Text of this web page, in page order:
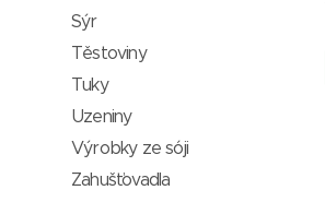
Sýr
Těstoviny
Tuky
Uzeniny
Výrobky ze sóji
Zahušťovadla